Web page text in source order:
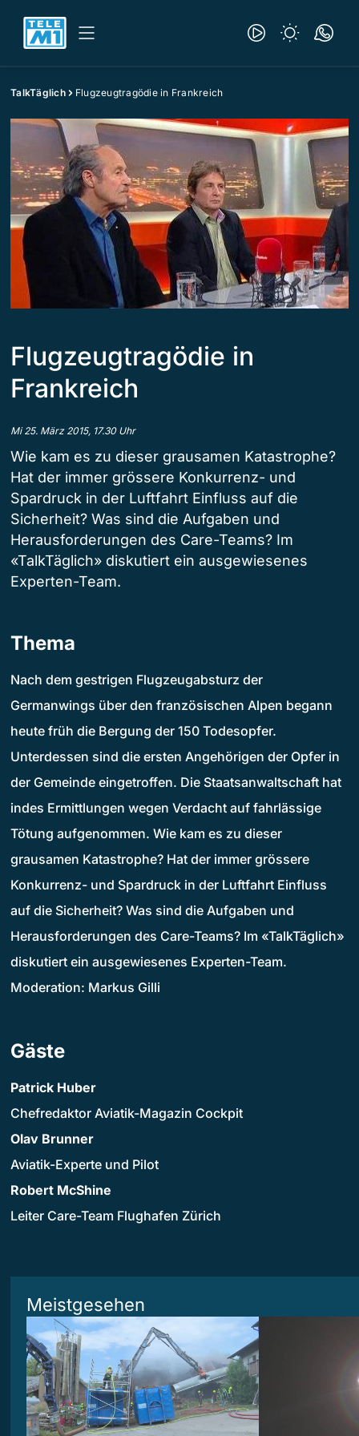
TalkTäglich Flugzeugtragödie in Frankreich
Flugzeugtragödie in
Frankreich
Mi 25. März 2015, 17.30 Uhr
Wie kam es zu dieser grausamen Katastrophe?
Hat der immer grössere Konkurrenz- und
Spardruck in der Luftfahrt Einfluss auf die
Sicherheit? Was sind die Aufgaben und
Herausforderungen des Care-Teams? Im
«TalkTäglich» diskutiert ein ausgewiesenes
Experten-Team.
Thema
Nach dem gestrigen Flugzeugabsturz der
Germanwings über den französischen Alpen begann
heute früh die Bergung der 150 Todesopfer.
Unterdessen sind die ersten Angehörigen der Opfer in
der Gemeinde eingetroffen. Die Staatsanwaltschaft hat
indes Ermittlungen wegen Verdacht auf fahrlässige
Tötung aufgenommen. Wie kam es zu dieser
grausamen Katastrophe? Hat der immer grössere
Konkurrenz- und Spardruck in der Luftfahrt Einfluss
auf die Sicherheit? Was sind die Aufgaben und
Herausforderungen des Care-Teams? Im «TalkTäglich»
diskutiert ein ausgewiesenes Experten-Team.
Moderation: Markus Gilli
Gäste
Patrick Huber
Chefredaktor Aviatik-Magazin Cockpit
Olav Brunner
Aviatik-Experte und Pilot
Robert McShine
Leiter Care-Team Flughafen Zürich
Meistgesehen